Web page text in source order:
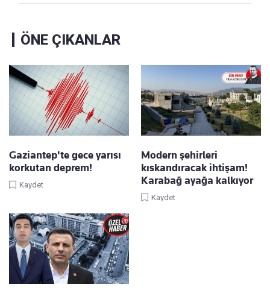
ÖNE ÇIKANLAR
Gaziantep'te gece yarısı
korkutan deprem!
Kaydet
Modern şehirleri
kıskandıracak ihtişam!
Karabağ ayağa kalkıyor
Kaydet